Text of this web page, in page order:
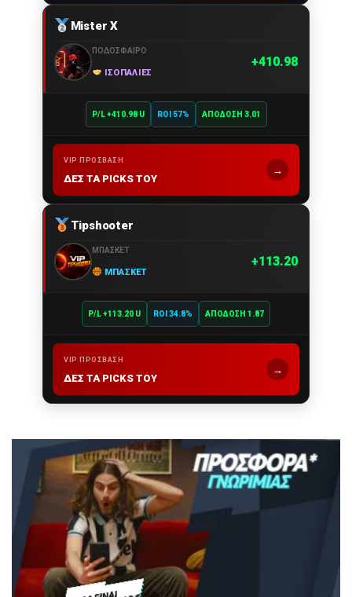
Mister X
ΠΟΔΌΣΦΑΙΡΟ
ΙΣΟΠΑΛΊΕΣ
410.98
P/L +410.98 U ROI 57% ΑΠΌΔΟΣΗ 3.01
VIP ΠΡΌΣΒΑΣΗ
ΔΕΣ ΤΑ PICKS ΤΟΥ
→
Tipshooter
ΜΠΆΣΚΕΤ
ΜΠΆΣΚΕΤ
113.20
P/L +113.20 U ROI 34.8% ΑΠΌΔΟΣΗ 1.87
VIP ΠΡΌΣΒΑΣΗ
ΔΕΣ ΤΑ PICKS ΤΟΥ
→